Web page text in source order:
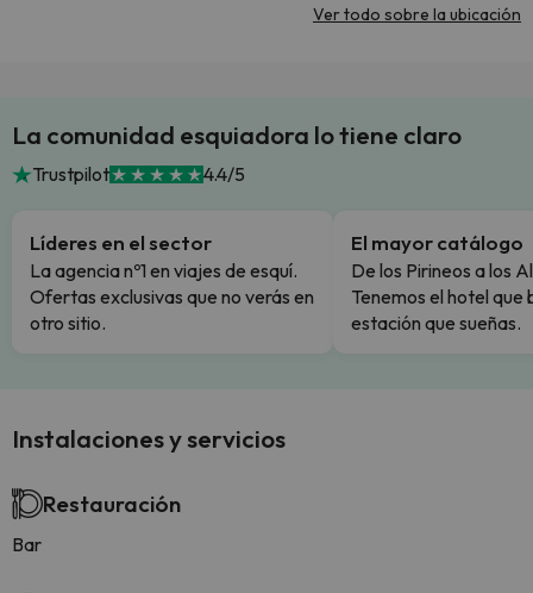
Ver todo sobre la ubicación
La comunidad esquiadora lo tiene claro
Trustpilot 4.4/5
Líderes en el sector
La agencia nº1 en viajes de esquí.
Ofertas exclusivas que no verás en
otro sitio.
El mayor catálogo
De los Pirineos a los
Tenemos el hotel que
estación que sueñas.
Instalaciones y servicios
Restauración
Bar